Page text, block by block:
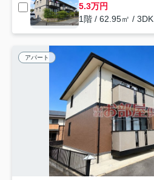
5.3万円
1階 / 62.95㎡ / 3DK
アパート